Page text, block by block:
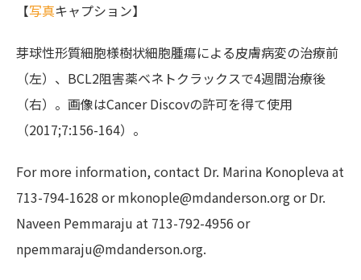
【写真キャプション】
芽球性形質細胞様樹状細胞腫瘍による皮膚病変の治療前
（左）、BCL2阻害薬ベネトクラックスで4週間治療後
（右）。画像はCancer Discovの許可を得て使用
（2017;7:156-164）。
For more information, contact Dr. Marina Konopleva at
713-794-1628 or mkonople@mdanderson.org or Dr.
Naveen Pemmaraju at 713-792-4956 or
npemmaraju@mdanderson.org.